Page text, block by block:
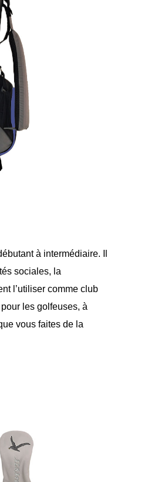
à intermédiaire. Il
sociales, la
l’utiliser comme club
les golfeuses, à
vous faites de la